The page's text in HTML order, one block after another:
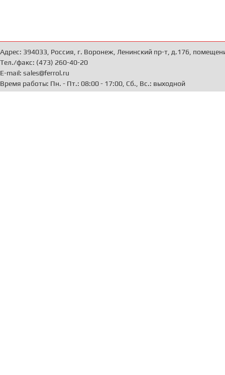
Адрес: 394033, Россия, г. Воронеж, Ленинский пр-т, д.176,
Тел./факс: (473) 260-40-20
E-mail: sales@ferrol.ru
Время работы: Пн. - Пт.: 08:00 - 17:00, Сб., Вс.: выходной